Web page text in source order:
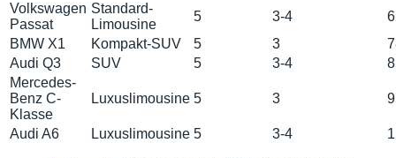
Volkswagen
Passat
Standard-
Limousine
5 3-4
BMW X1
Kompakt-SUV 5 3
Audi Q3
SUV 5 3-4
Mercedes-
Benz C-
Klasse
Luxuslimousine 5 3
Audi A6 Luxuslimousine 5 3-4